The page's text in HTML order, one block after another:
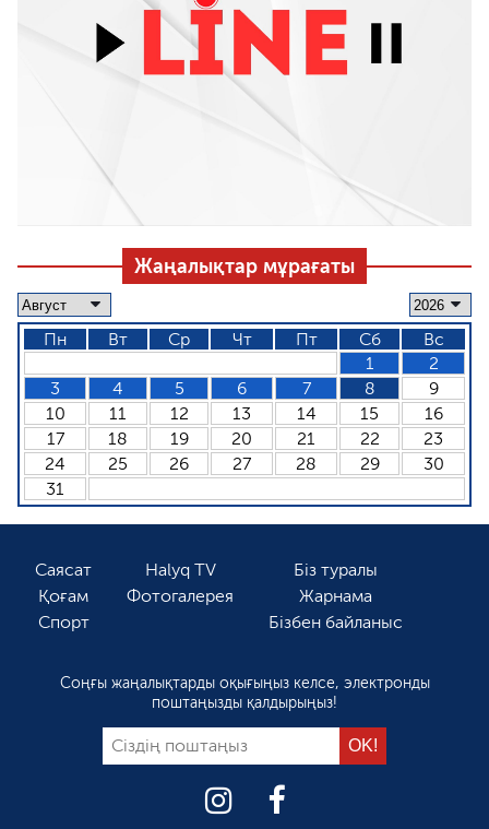
Жаңалықтар мұрағаты
Пн Вт Ср Чт Пт Сб
Вс
1
2
3
4 5 6 7 8
9
10
11 12 13 14 15
16
17
18 19 20 21 22
23
24
25 26 27 28 29
30
31
Саясат
Қоғам
Спорт
Halyq TV
Фотогалерея
Біз туралы
Жарнама
Бізбен байланыс
Соңғы жаңалықтарды оқығыңыз келсе, электронды
поштаңызды қалдырыңыз!